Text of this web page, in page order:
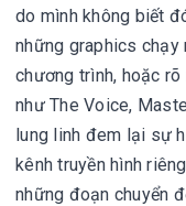
do mình không biết
những graphics
chương trình, hoặc
như The Voice,
lung linh đem lại sự
kênh truyền hình
những đoạn chuyển